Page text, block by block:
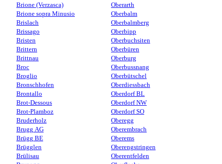
Brione (Verzasca)
Brione sopra Minusio
Brislach
Brissago
Bristen
Brittern
Brittnau
Broc
Broglio
Bronschhofen
Brontallo
Brot-Dessous
Brot-Plamboz
Bruderholz
Brugg AG
Brügg BE
Brügglen
Brülisau
Oberarth
Oberbalm
Oberbalmberg
Oberbipp
Oberbuchsiten
Oberbüren
Oberburg
Oberbussnang
Oberbütschel
Oberdiessbach
Oberdorf BL
Oberdorf NW
Oberdorf SO
Oberegg
Oberembrach
Oberems
Oberengstringen
Oberentfelden